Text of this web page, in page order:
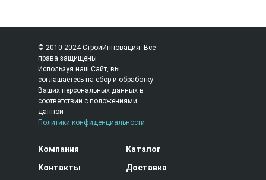
© 2010-2024 СтройИнновация. Все
права защищены
Используя наш Сайт, вы
соглашаетесь на сбор и обработку
Ваших персональных данных в
соответствии с положениями
данной
Политики конфиденциальности
Компания
Каталог
Контакты
Доставка